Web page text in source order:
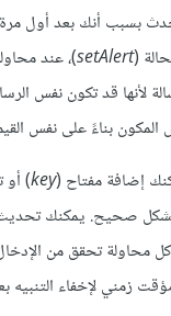
بسبب أنك بعد أول مرة
(
setAlert)، عند
قد تكون نفس
إضافة مفتاح ( key) أو
صحيح. يمكنك تحديث
كل محاولة تحقق من
زمني لإخفاء التنبيه